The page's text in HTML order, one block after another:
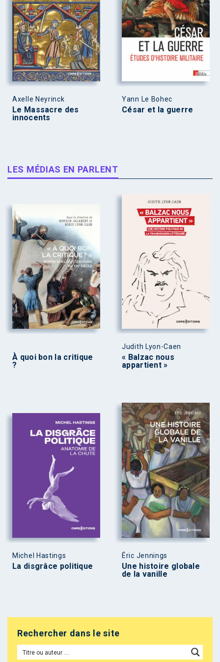
Axelle Neyrinck
Le Massacre des
innocents
Yann Le Bohec
César et la guerre
LES MÉDIAS EN PARLENT
À quoi bon la critique
?
Judith Lyon-Caen
« Balzac nous
appartient »
Michel Hastings
La disgrâce politique
Éric Jennings
Une histoire globale
de la vanille
Rechercher dans le site